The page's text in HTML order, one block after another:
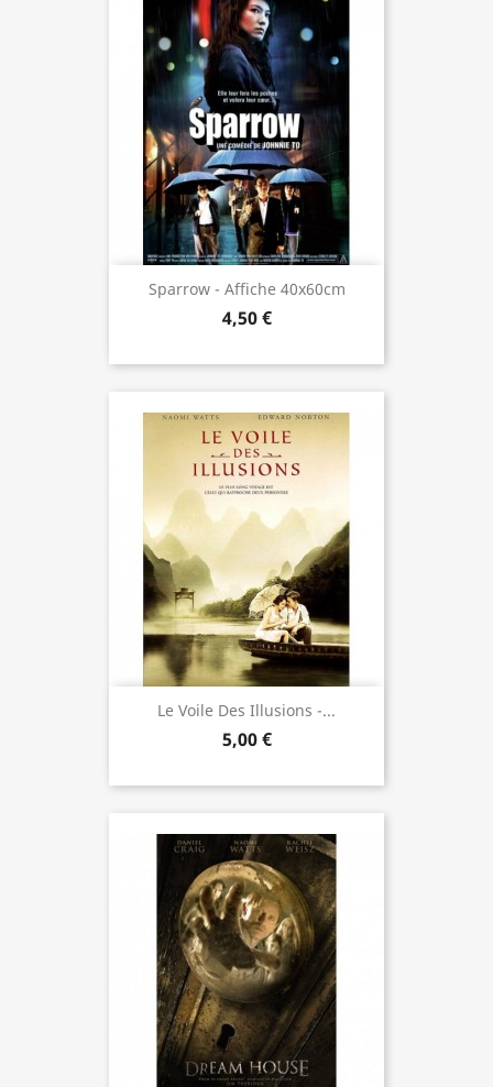
Sparrow - Affiche 40x60cm
4,50 €
Le Voile Des Illusions -...
5,00 €